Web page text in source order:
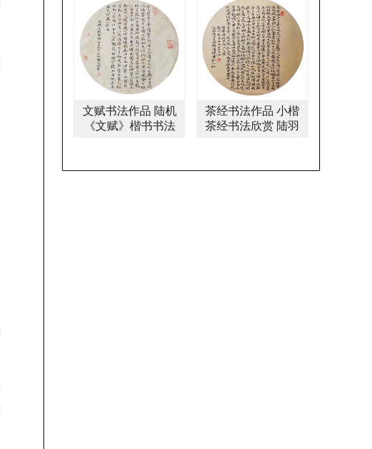
文赋书法作品 陆机
《文赋》楷书书法
茶经书法作品 小楷
茶经书法欣赏 陆羽